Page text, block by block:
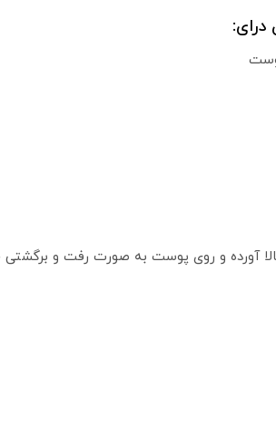
آورده و روی پوست به صورت رفت و